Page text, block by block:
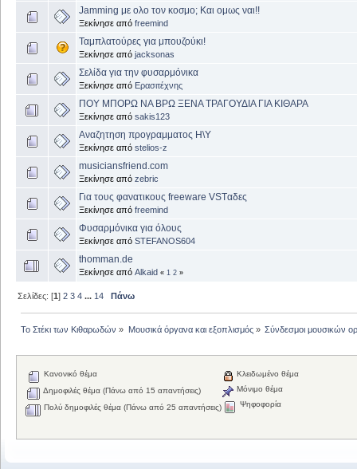
Jamming με ολο τον κοσμο; Και ομως ναι!!
Ξεκίνησε από freemind
Ταμπλατούρες για μπουζούκι!
Ξεκίνησε από jacksonas
Σελίδα για την φυσαρμόνικα
Ξεκίνησε από Ερασιτέχνης
ΠΟΥ ΜΠΟΡΩ ΝΑ ΒΡΩ ΞΕΝΑ ΤΡΑΓΟΥΔΙΑ ΓΙΑ ΚΙΘΑΡΑ
Ξεκίνησε από sakis123
Αναζητηση προγραμματος Η\Υ
Ξεκίνησε από stelios-z
musiciansfriend.com
Ξεκίνησε από zebric
Για τους φανατικους freeware VSTαδες
Ξεκίνησε από freemind
Φυσαρμόνικα για όλους
Ξεκίνησε από STEFANOS604
thomman.de
Ξεκίνησε από Alkaid « 1 2 »
Σελίδες: [1]2 3 4 ... 14 Πάνω
Το Στέκι των Κιθαρωδών » Μουσικά όργανα και εξοπλισμός» Σύνδεσμοι μουσικών
Κανονικό θέμα
Δημοφιλές θέμα (Πάνω από 15 απαντήσεις)
Πολύ δημοφιλές θέμα (Πάνω από 25 απαντήσεις)
Κλειδωμένο θέμα
Μόνιμο θέμα
Ψηφοφορία